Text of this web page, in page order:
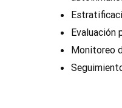
Evaluación
Monitoreo